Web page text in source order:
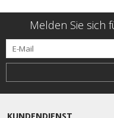
Melden Sie sich